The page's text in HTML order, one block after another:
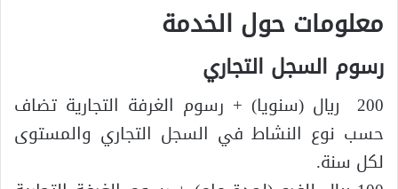
معلومات حول الخدمة
رسوم السجل التجاري
200 ريال (سنويا) + رسوم الغرفة التجارية تضاف
حسب نوع النشاط في السجل التجاري والمستوى
لكل سنة.